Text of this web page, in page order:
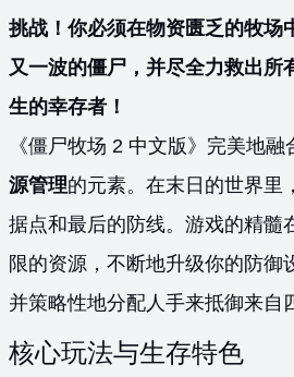
挑战！你必须在物资匮乏的牧场
又一波的僵尸，并尽全力救出所
生的幸存者！
《僵尸牧场 2 中文版》完美地融
源管理的元素。在末日的世界里
据点和最后的防线。游戏的精髓
限的资源，不断地升级你的防御
并策略性地分配人手来抵御来自
核心玩法与生存特色